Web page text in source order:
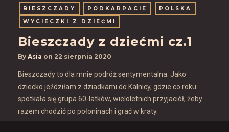
BIESZCZADY PODKARPACIE
POLSKA
WYCIECZKI Z DZIEĆMI
Bieszczady z dziećmi cz.1
By Asia on 22 sierpnia 2020
Bieszczady to dla mnie podróż sentymentalna. Jako
dziecko jeździłam z dziadkami do Kalnicy, gdzie co roku
spotkała się grupa 60-latków, wieloletnich przyjaciół, żeby
razem chodzić po połoninach i grać w kraty.